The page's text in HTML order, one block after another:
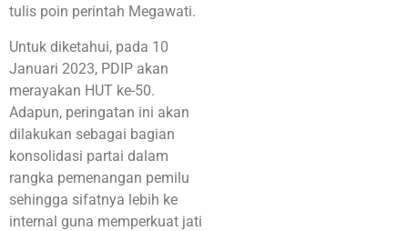
tulis poin perintah Megawati.
Untuk diketahui, pada 10
Januari 2023, PDIP akan
merayakan HUT ke-50.
Adapun, peringatan ini akan
dilakukan sebagai bagian
konsolidasi partai dalam
rangka pemenangan pemilu
sehingga sifatnya lebih ke
internal guna memperkuat jati